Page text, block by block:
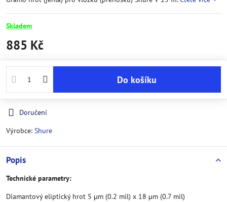
Skladem
885 Kč
Do košíku
Doručení
Výrobce: Shure
Popis
Technické parametry:
Diamantový eliptický hrot 5 μm (0.2 mil) x 18 μm (0.7 mil)